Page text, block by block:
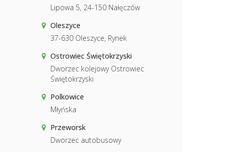
Lipowa 5, 24-150 Nałęczów
Oleszyce
37-630 Oleszyce, Rynek
Ostrowiec Świętokrzyski
Dworzec kolejowy Ostrowiec
Świętokrzyski
Polkowice
Młyńska
Przeworsk
Dworzec autobusowy